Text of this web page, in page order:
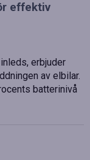
effektiv
erbjuder
av elbilar.
batterinivå